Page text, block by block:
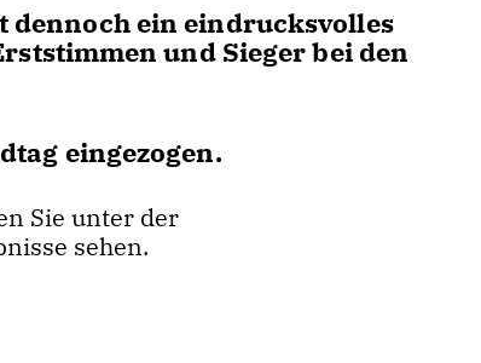
dennoch ein eindrucksvolles
und Sieger bei den
eingezogen.
Sie unter der
sehen.